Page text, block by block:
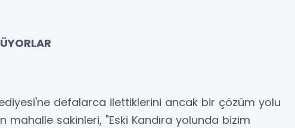
defalarca ilettiklerini ancak bir çözüm yolu
mahalle sakinleri, "Eski Kandıra yolunda bizim